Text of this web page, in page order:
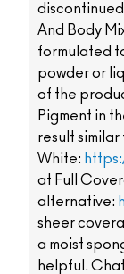
And Body
formulated
powder or
of the
Pigment in
result
White:
at Full
alternative:
sheer
a moist
helpful.